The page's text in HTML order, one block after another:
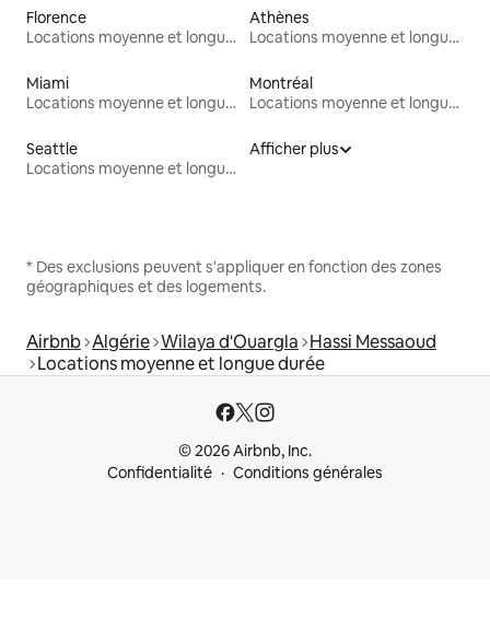
Florence
Locations moyenne et longue durée
Athènes
Locations moyenne et longue durée
Miami
Locations moyenne et longue durée
Montréal
Locations moyenne et longue durée
Seattle
Locations moyenne et longue durée
Afficher plus
* Des exclusions peuvent s'appliquer en fonction des zones
géographiques et des logements.
Airbnb Algérie Wilaya d'Ouargla Hassi Messaoud
Locations moyenne et longue durée
© 2026 Airbnb, Inc.
Confidentialité
Conditions générales